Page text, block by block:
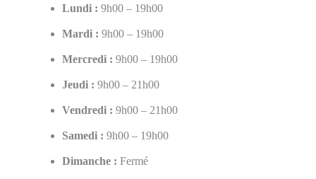
Lundi : 9h00 – 19h00
Mardi : 9h00 – 19h00
Mercredi : 9h00 – 19h00
Jeudi : 9h00 – 21h00
Vendredi : 9h00 – 21h00
Samedi : 9h00 – 19h00
Dimanche : Fermé